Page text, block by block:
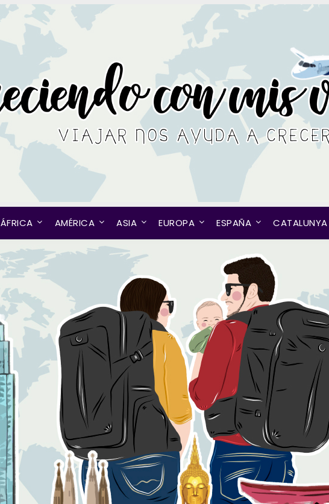
ÁFRICA AMÉRICA ASIA EUROPA ESPAÑA CATALUNYA